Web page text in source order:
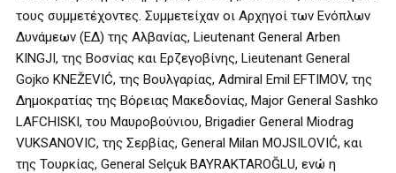
τους συμμετέχοντες. Συμμετείχαν οι Αρχηγοί των Ενόπλων
Δυνάμεων (ΕΔ) της Αλβανίας, Lieutenant General Arben
KINGJI, της Βοσνίας και Ερζεγοβίνης, Lieutenant General
Gojko KNEŽEVIĆ, της Βουλγαρίας, Admiral Emil EFTIMOV, της
Δημοκρατίας της Βόρειας Μακεδονίας, Major General Sashko
LAFCHISKI, του Μαυροβούνιου, Brigadier General Miodrag
VUKSANOVIC, της Σερβίας, General Milan MOJSILOVIĆ, και
της Τουρκίας, General Selçuk BAYRAKTAROĞLU, ενώ η